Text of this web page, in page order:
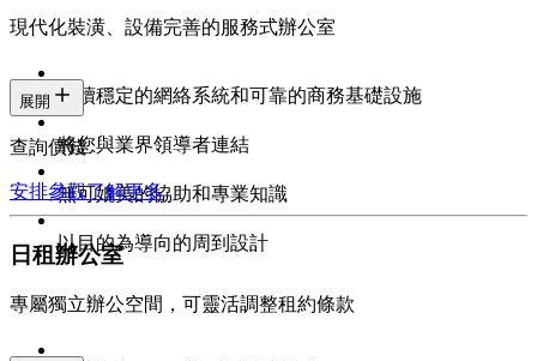
現代化裝潢、設備完善的服務式辦公室
持續穩定的網絡系統和可靠的商務基礎設施
將您與業界領導者連結
無可媲美的協助和專業知識
以目的為導向的周到設計
展開
查詢價錢
安排參觀了解更多
日租辦公室
專屬獨立辦公空間，可靈活調整租約條款